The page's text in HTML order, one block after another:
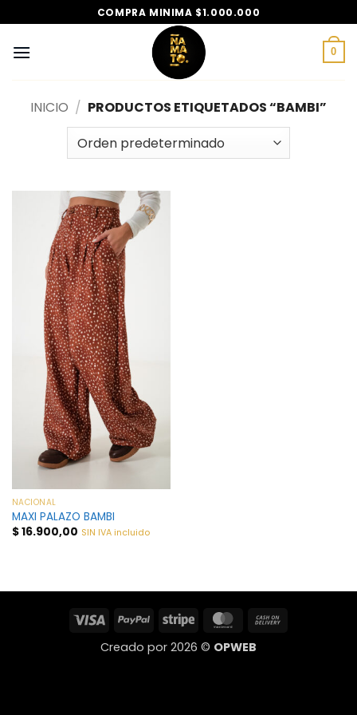
al
contenido
COMPRA MINIMA $1.000.000
0
INICIO / PRODUCTOS ETIQUETADOS “BAMBI”
NACIONAL
MAXI PALAZO BAMBI
$16.900,00 SIN IVA incluido
Visa PayPal Stripe MasterCard
Creado por 2026 © OPWEB